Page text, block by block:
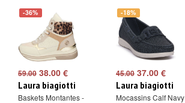
-36%
59.00 38.00 €
Laura biagiotti
Baskets Montantes -
-18%
45.00 37.00 €
Laura biagiotti
Mocassins Calf Navy